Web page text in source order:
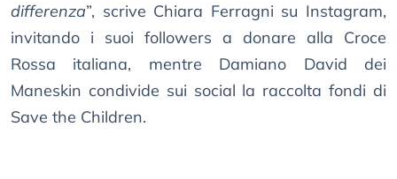
differenza”, scrive Chiara Ferragni su Instagram,
invitando i suoi followers a donare alla Croce
Rossa italiana, mentre Damiano David dei
Maneskin condivide sui social la raccolta fondi di
Save the Children.